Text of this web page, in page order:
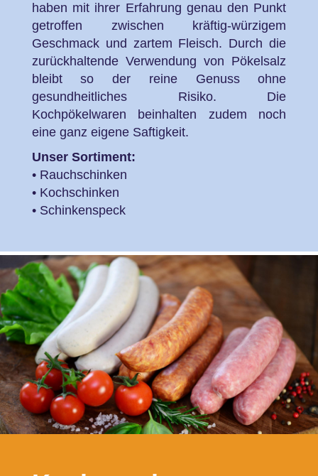
haben mit ihrer Erfahrung genau den Punkt
getroffen zwischen kräftig-würzigem
Geschmack und zartem Fleisch. Durch die
zurückhaltende Verwendung von Pökelsalz
bleibt so der reine Genuss ohne
gesundheitliches Risiko. Die
Kochpökelwaren beinhalten zudem noch
eine ganz eigene Saftigkeit.
Unser Sortiment:
• Rauchschinken
• Kochschinken
• Schinkenspeck